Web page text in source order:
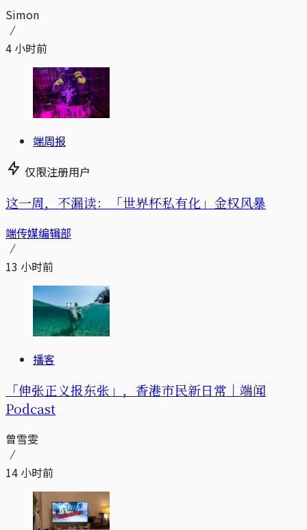
Simon
4 小时前
端周报
仅限注册用户
这一周，不漏读：「世界杯私有化」金权风暴
端传媒编辑部
13 小时前
播客
「伸张正义报东张」，香港市民新日常｜端闻
Podcast
曾雪雯
14 小时前